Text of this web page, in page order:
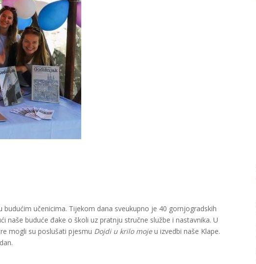
učenicima. Tijekom dana sveukupno je 40 gornjogradskih
naše buduće đake o školi uz pratnju stručne službe i nastavnika. U
mogli su poslušati pjesmu Dojdi u krilo mojeu izvedbi naše Klape.